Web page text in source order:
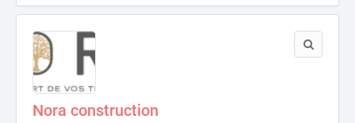
Nora construction